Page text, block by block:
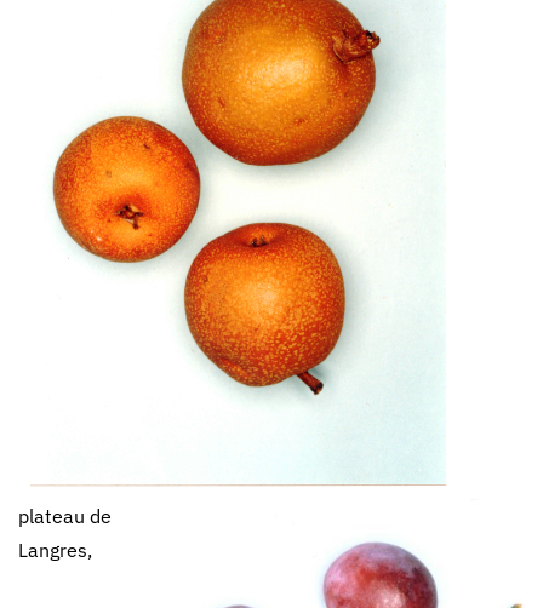
plateau de
Langres,